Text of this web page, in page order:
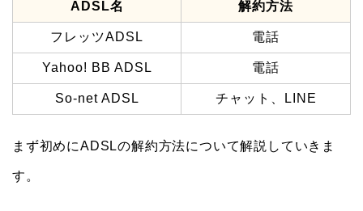
ADSL名 解約方法
フレッツADSL 電話
Yahoo! BB ADSL 電話
So-net ADSL チャット、LINE
まず初めにADSLの解約方法について解説していきま
す。